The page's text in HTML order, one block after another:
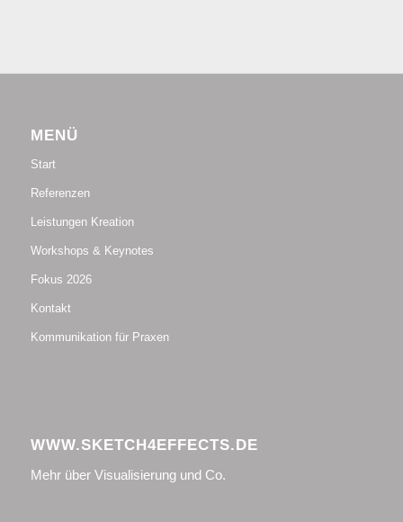
MENÜ
Start
Referenzen
Leistungen Kreation
Workshops & Keynotes
Fokus 2026
Kontakt
Kommunikation für Praxen
WWW.SKETCH4EFFECTS.DE
Mehr über Visualisierung und Co.